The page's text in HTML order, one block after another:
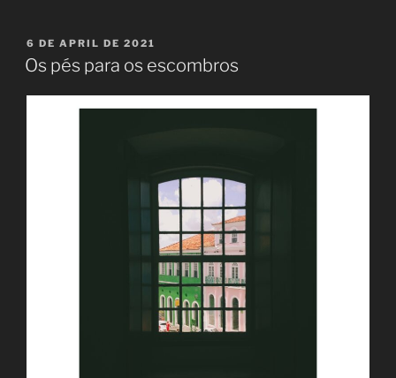
POSTED
ON
6 DE APRIL DE 2021
Os pés para os escombros